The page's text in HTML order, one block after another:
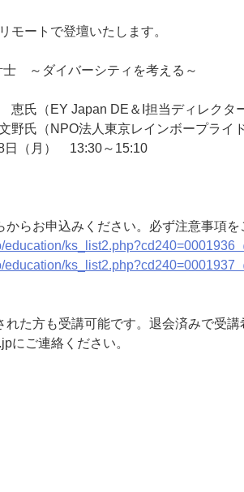
ートで登壇いたします。
士 ～ダイバーシティを考える～
Japan DE＆I担当ディレクター
法人東京レインボープライド共
日（月） 13:30～15:10
らお申込みください。必ず注意事項
ks_list2.php?cd240=0001936
education/ks_list2.php?cd240=0001937
れた方も受講可能です。退会済みで受
にご連絡ください。